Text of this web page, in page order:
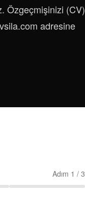
Özgeçmişinizi (CV)
adresine
Adım 1 / 3